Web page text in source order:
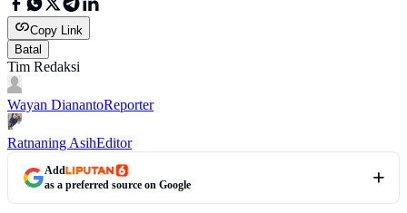
Copy Link
Batal
Tim Redaksi
Wayan DianantoReporter
Ratnaning AsihEditor
Add
as a preferred source on Google